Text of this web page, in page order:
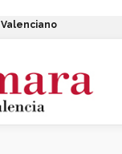
Valenciano